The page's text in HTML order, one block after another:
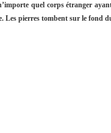
quel corps étranger
Les pierres tombent sur le fond